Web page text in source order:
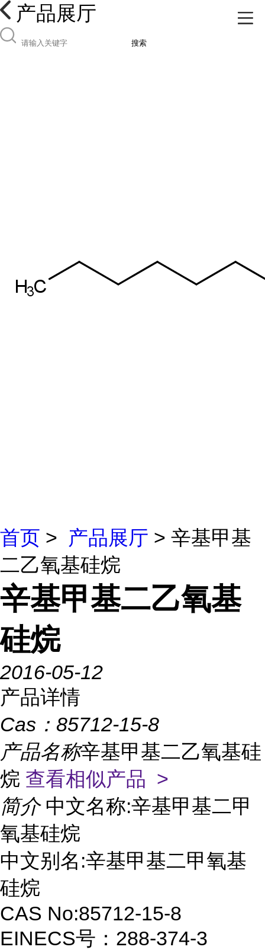
产品展厅
搜索
首页 > 产品展厅 > 辛基甲基
二乙氧基硅烷
辛基甲基二乙氧基
硅烷
2016-05-12
产品详情
Cas： 85712-15-8
产品名称辛基甲基二乙氧基硅
烷 查看相似产品 >
简介 中文名称:辛基甲基二甲
氧基硅烷
中文别名:辛基甲基二甲氧基
硅烷
CAS No:85712-15-8
EINECS号：288-374-3